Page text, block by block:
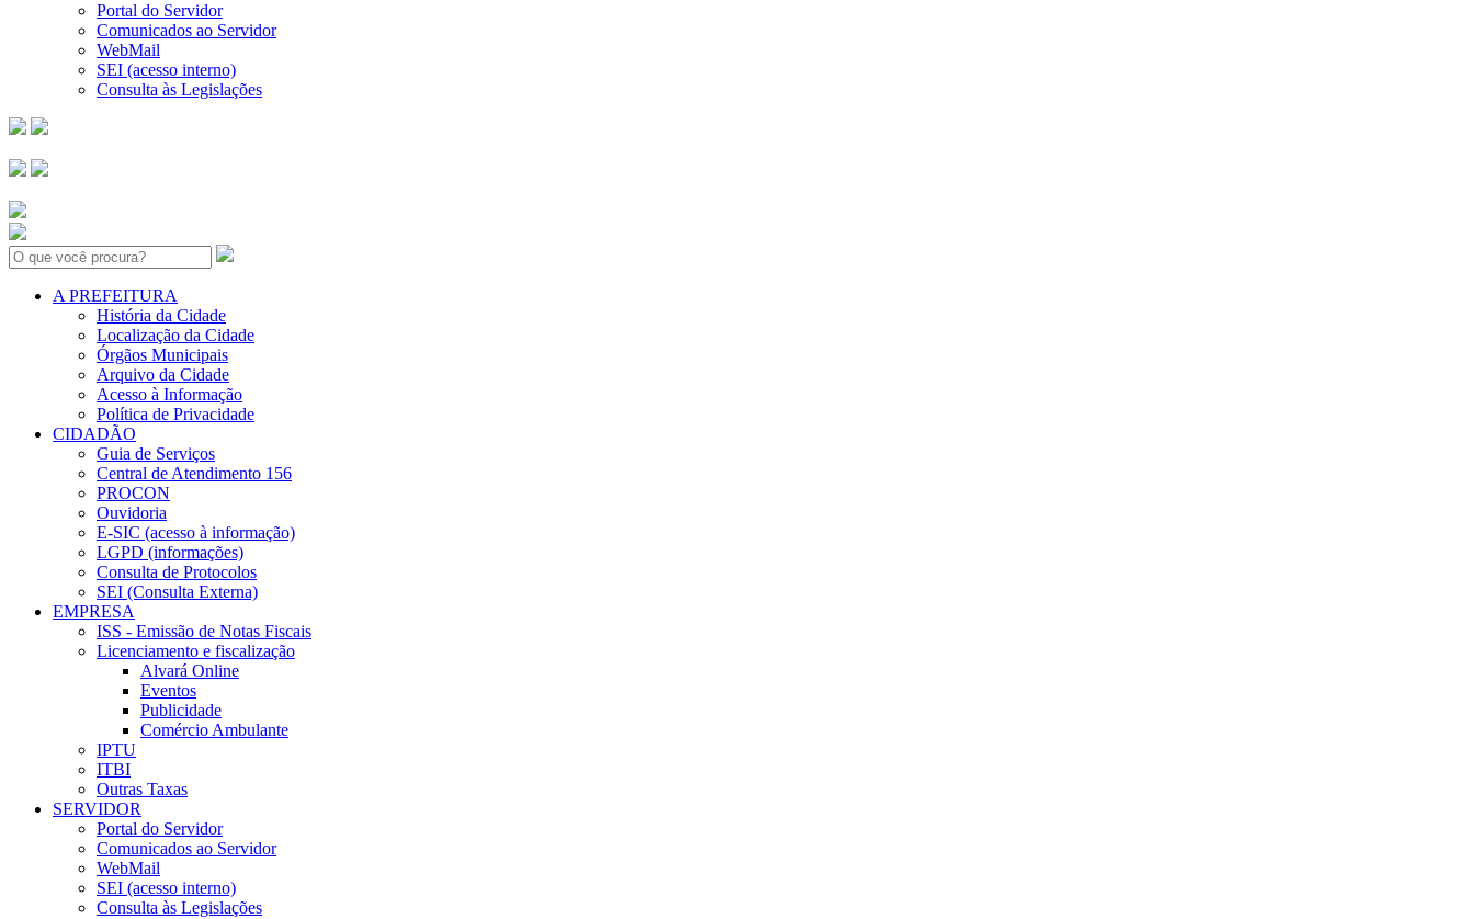
Portal do Servidor
Comunicados ao Servidor
WebMail
SEI (acesso interno)
Consulta às Legislações
Search:
A PREFEITURA
História da Cidade
Localização da Cidade
Órgãos Municipais
Arquivo da Cidade
Acesso à Informação
Política de Privacidade
CIDADÃO
Guia de Serviços
Central de Atendimento 156
PROCON
Ouvidoria
E-SIC (acesso à informação)
LGPD (informações)
Consulta de Protocolos
SEI (Consulta Externa)
EMPRESA
ISS - Emissão de Notas Fiscais
Licenciamento e fiscalização
Alvará Online
Eventos
Publicidade
Comércio Ambulante
IPTU
ITBI
Outras Taxas
SERVIDOR
Portal do Servidor
Comunicados ao Servidor
WebMail
SEI (acesso interno)
Consulta às Legislações